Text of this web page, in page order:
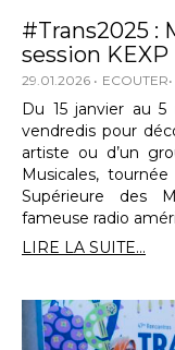
#Trans2025 :
session KEXP
29.01.2026 ECOUTER
Du 15 janvier au
vendredis pour
artiste ou d’un
Musicales,
Supérieure des
fameuse radio
LIRE LA SUITE...